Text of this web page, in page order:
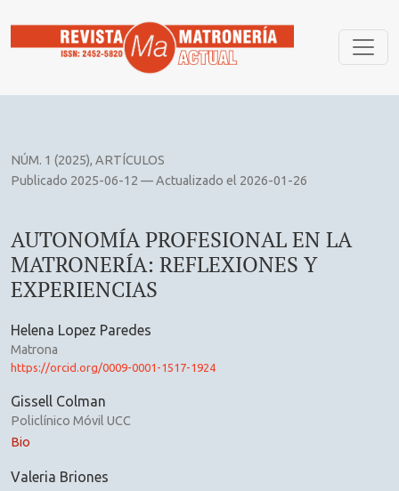
NÚM. 1 (2025), ARTÍCULOS
AUTONOMÍA PROFESIONAL EN LA
MATRONERÍA: REFLEXIONES Y
EXPERIENCIAS
Publicado 2025-06-12 — Actualizado el 2026-01-26
Helena Lopez Paredes
Matrona
https://orcid.org/0009-0001-1517-1924
Gissell Colman
Policlínico Móvil UCC
Bio
Valeria Briones